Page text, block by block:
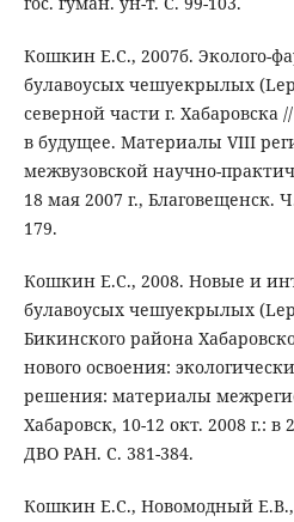
Кошкин Е.С., 2007б. Эколого-
булавоусых чешуекрылых
северной части г. Хабаровска
в будущее. Материалы VIII
межвузовской научно-
18 мая 2007 г., Благовещенск.
179.
Кошкин Е.С., 2008. Новые и
булавоусых чешуекрылых
Бикинского района
нового освоения:
решения: материалы
Хабаровск, 10-12 окт. 2008 г.:
ДВО РАН. С. 381-384.
Кошкин Е.С., Новомодный Е.В.,